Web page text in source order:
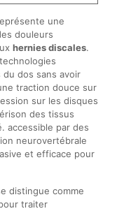
une
douleurs
hernies discales.
dos sans avoir
traction douce sur
sur les disques
des tissus
accessible par des
neurovertébrale
et efficace pour
distingue comme
traiter